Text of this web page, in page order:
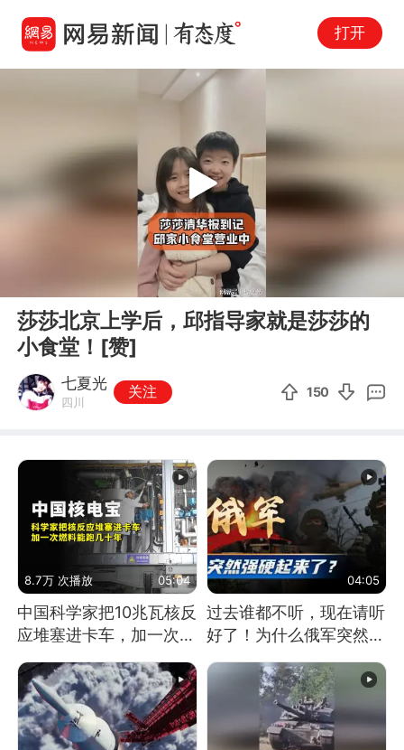
打开
00:39
Play
莎莎北京上学后，邱指导家就是莎莎的
小食堂！[赞]
七夏光
四川
关注 150
8.7万 次播放 05:04
中国科学家把10兆瓦核反
应堆塞进卡车，加一次燃
料能跑几十年
04:05
过去谁都不听，现在请听
好了！为什么俄军突然强
硬起来了？